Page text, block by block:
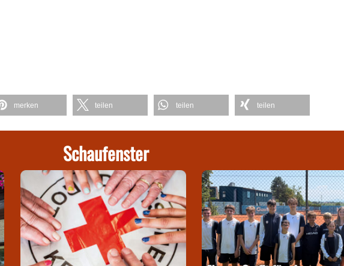
merken teilen teilen teilen
Schaufenster